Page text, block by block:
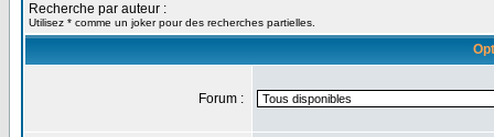
Recherche par auteur :
Utilisez * comme un joker pour des recherches partielles.
Forum :